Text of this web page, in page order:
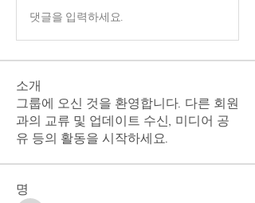
댓글을 입력하세요.
소개
그룹에 오신 것을 환영합니다. 다른 회원
과의 교류 및 업데이트 수신, 미디어 공
유 등의 활동을 시작하세요.
명